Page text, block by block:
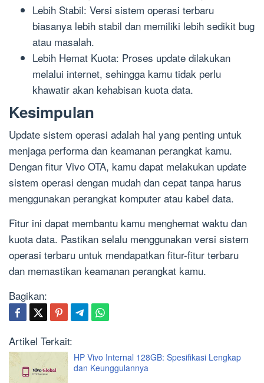
Lebih Stabil: Versi sistem operasi terbaru
biasanya lebih stabil dan memiliki lebih sedikit bug
atau masalah.
Lebih Hemat Kuota: Proses update dilakukan
melalui internet, sehingga kamu tidak perlu
khawatir akan kehabisan kuota data.
Kesimpulan
Update sistem operasi adalah hal yang penting untuk
menjaga performa dan keamanan perangkat kamu.
Dengan fitur Vivo OTA, kamu dapat melakukan update
sistem operasi dengan mudah dan cepat tanpa harus
menggunakan perangkat komputer atau kabel data.
Fitur ini dapat membantu kamu menghemat waktu dan
kuota data. Pastikan selalu menggunakan versi sistem
operasi terbaru untuk mendapatkan fitur-fitur terbaru
dan memastikan keamanan perangkat kamu.
Bagikan:
Artikel Terkait:
HP Vivo Internal 128GB: Spesifikasi Lengkap
dan Keunggulannya